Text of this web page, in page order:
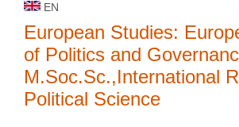
EN
European Studies:
of Politics and
M.Soc.Sc.,International
Political Science